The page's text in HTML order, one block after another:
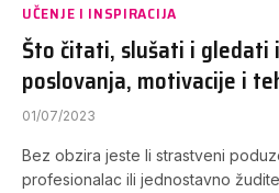
UČENJE I INSPIRACIJA
Što čitati, slušati i gledati
poslovanja, motivacije i
01/07/2023
Bez obzira jeste li strastveni
profesionalac ili jednostavno